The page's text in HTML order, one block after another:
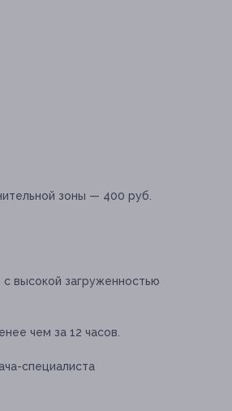
зоны — 400 руб.
высокой загруженностью
чем за 12 часов.
специалиста